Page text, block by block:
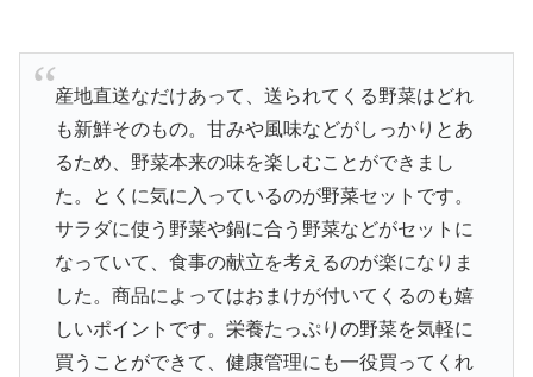
産地直送なだけあって、送られてくる野菜はどれ
も新鮮そのもの。甘みや風味などがしっかりとあ
るため、野菜本来の味を楽しむことができまし
た。とくに気に入っているのが野菜セットです。
サラダに使う野菜や鍋に合う野菜などがセットに
なっていて、食事の献立を考えるのが楽になりま
した。商品によってはおまけが付いてくるのも嬉
しいポイントです。栄養たっぷりの野菜を気軽に
買うことができて、健康管理にも一役買ってくれ